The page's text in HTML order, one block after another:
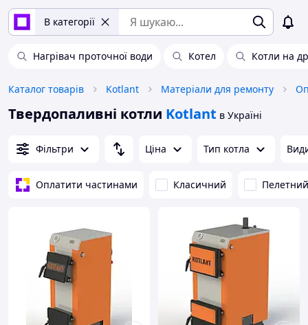
В категорії
Нагрівач проточної води Котел Котли на
Каталог товарів Kotlant Матеріали для ремонту
Твердопаливні котли Kotlant в Україні
Фільтри Ціна Тип котла
Оплатити частинами Класичний Пелетний